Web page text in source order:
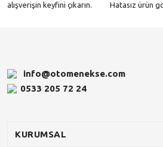
alışverişin keyfini çıkarın.
Hatasız ürün
info@otomenekse.com
0533 205 72 24
KURUMSAL